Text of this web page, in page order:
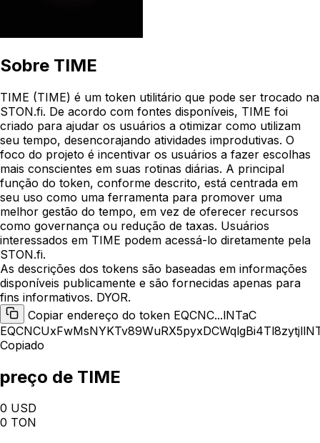
Sobre TIME
TIME (TIME) é um token utilitário que pode ser trocado na
STON.fi. De acordo com fontes disponíveis, TIME foi
criado para ajudar os usuários a otimizar como utilizam
seu tempo, desencorajando atividades improdutivas. O
foco do projeto é incentivar os usuários a fazer escolhas
mais conscientes em suas rotinas diárias. A principal
função do token, conforme descrito, está centrada em
seu uso como uma ferramenta para promover uma
melhor gestão do tempo, em vez de oferecer recursos
como governança ou redução de taxas. Usuários
interessados em TIME podem acessá-lo diretamente pela
STON.fi.
As descrições dos tokens são baseadas em informações
disponíveis publicamente e são fornecidas apenas para
fins informativos. DYOR.
Copiar endereço do token EQCNC...lNTaC
Copiado
preço de TIME
0 USD
0 TON